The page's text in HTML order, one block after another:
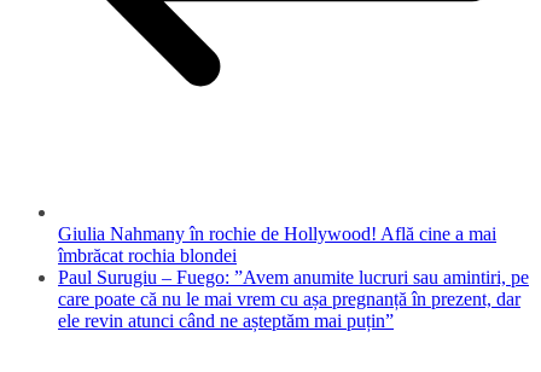
Giulia Nahmany în rochie de Hollywood! Află cine a mai
îmbrăcat rochia blondei
Paul Surugiu – Fuego: ”Avem anumite lucruri sau amintiri, pe
care poate că nu le mai vrem cu așa pregnanță în prezent, dar
ele revin atunci când ne așteptăm mai puțin”